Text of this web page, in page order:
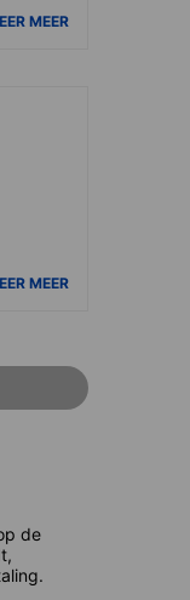
MEER
MEER
de